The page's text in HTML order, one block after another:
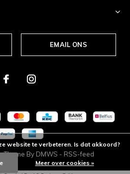
EMAIL ONS
Theme By DMWS - RSS-feed
website te verbeteren. Is dat akkoord?
Meer over cookies »